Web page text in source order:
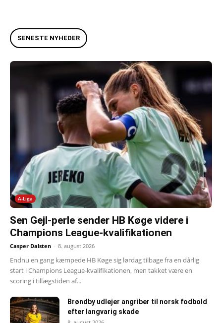
SENESTE NYHEDER
A-Liga
Sen Gejl-perle sender HB Køge videre i
Champions League-kvalifikationen
Casper Dalsten - 8. august 2026
Endnu en gang kæmpede HB Køge sig lørdag tilbage fra en dårlig
start i Champions League-kvalifikationen, men takket være en
scoring i tillægstiden af...
Brøndby udlejer angriber til norsk fodbold
efter langvarig skade